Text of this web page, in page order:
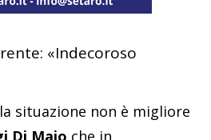
«Indecoroso
situazione non è migliore
Di Maio che in